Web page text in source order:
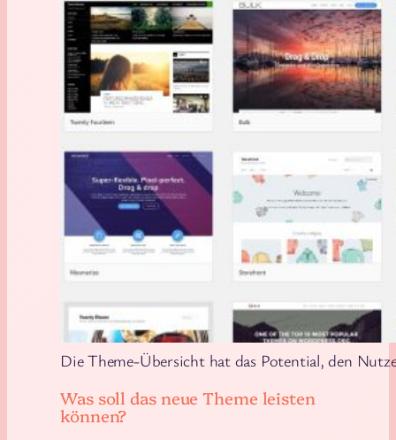
Die Theme-Übersicht hat das Potential, den
Was soll das neue Theme leisten
können?